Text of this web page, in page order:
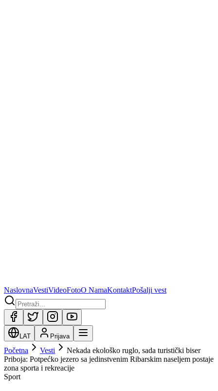
NaslovnaVestiVideoFotoO NamaKontaktPošalji vest
LAT Prijava
Početna Vesti
Nekada ekološko ruglo, sada turistički biser
Priboja: Potpećko jezero sa jedinstvenim Ribarskim naseljem postaje
zona sporta i rekreacije
Sport